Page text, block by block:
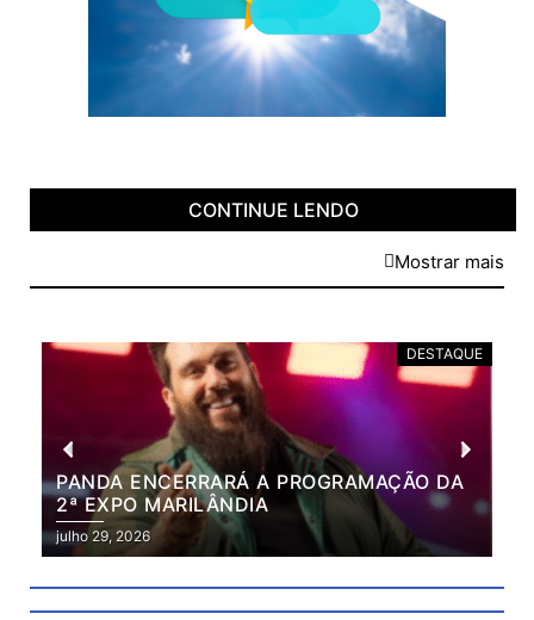
CONTINUE LENDO
Mostrar mais
DESTAQUE
PANDA ENCERRARÁ A PROGRAMAÇÃO DA
2ª EXPO MARILÂNDIA
julho 29, 2026